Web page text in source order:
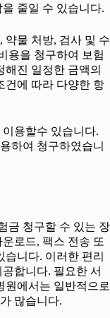
줄일 수 있습니다.
약물 처방, 검사 및 수
용을 청구하여 보험
진 일정한 금액의
건에 따라 다양한 항
용할수 있습니다.
하여 청구하였습니
금 청구할 수 있는 장
로드, 팩스 전송 또
니다. 이러한 편리
합니다. 필요한 서
원에서는 일반적으로
많습니다.